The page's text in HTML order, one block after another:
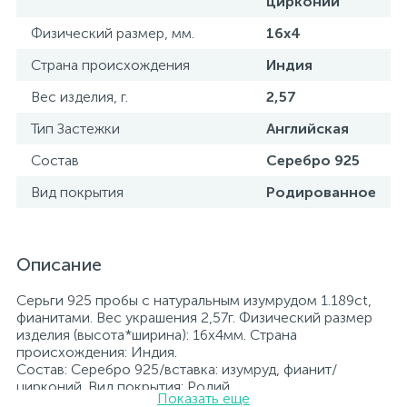
Физический размер, мм.
16х4
Страна происхождения
Индия
Вес изделия, г.
2,57
Тип Застежки
Английская
Состав
Серебро 925
Вид покрытия
Родированное
Описание
Серьги 925 пробы с натуральным изумрудом 1.189ct,
фианитами. Вес украшения 2,57г. Физический размер
изделия (высота*ширина): 16х4мм. Страна
происхождения: Индия.
Состав: Серебро 925/вставка: изумруд, фианит/
цирконий. Вид покрытия: Родий
Показать еще